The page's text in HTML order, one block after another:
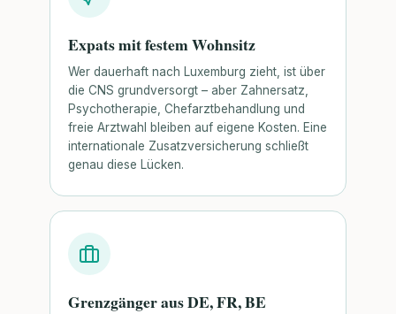
Expats mit festem Wohnsitz
Wer dauerhaft nach Luxemburg zieht, ist über
die CNS grundversorgt – aber Zahnersatz,
Psychotherapie, Chefarztbehandlung und
freie Arztwahl bleiben auf eigene Kosten. Eine
internationale Zusatzversicherung schließt
genau diese Lücken.
Grenzgänger aus DE, FR, BE